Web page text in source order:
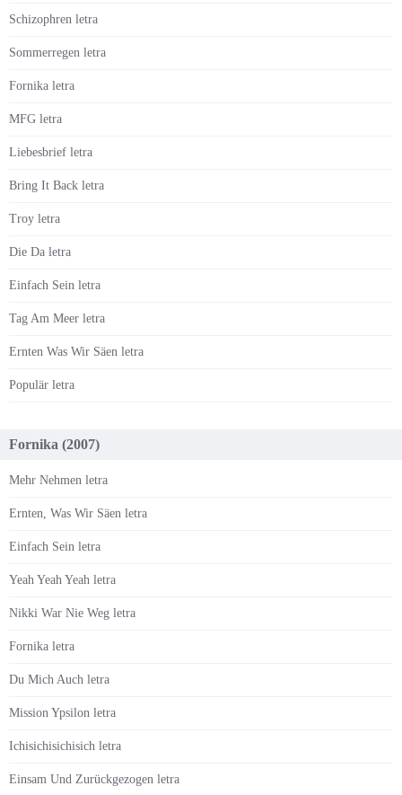
Schizophren letra
Sommerregen letra
Fornika letra
MFG letra
Liebesbrief letra
Bring It Back letra
Troy letra
Die Da letra
Einfach Sein letra
Tag Am Meer letra
Ernten Was Wir Säen letra
Populär letra
Fornika (2007)
Mehr Nehmen letra
Ernten, Was Wir Säen letra
Einfach Sein letra
Yeah Yeah Yeah letra
Nikki War Nie Weg letra
Fornika letra
Du Mich Auch letra
Mission Ypsilon letra
Ichisichisichisich letra
Einsam Und Zurückgezogen letra